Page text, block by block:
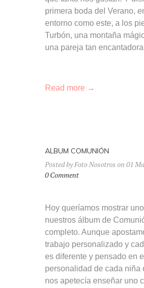
primera boda del Verano,
entorno como este, a los
Turbón, una montaña
una pareja tan
Read more →
ALBUM COMUNIÓN
Posted by Foto Nosotros on 01
0 Comment
Hoy queríamos mostrar
nuestros álbum de
completo. Aunque
trabajo personalizado y
es diferente y pensado en
personalidad de cada niña
nos apetecía enseñar uno